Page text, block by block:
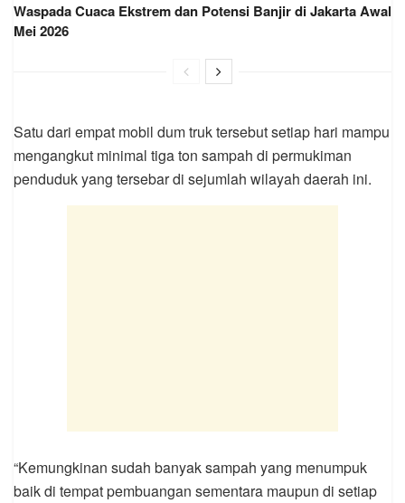
Waspada Cuaca Ekstrem dan Potensi Banjir di Jakarta Awal
Mei 2026
Satu dari empat mobil dum truk tersebut setiap hari mampu
mengangkut minimal tiga ton sampah di permukiman
penduduk yang tersebar di sejumlah wilayah daerah ini.
“Kemungkinan sudah banyak sampah yang menumpuk
baik di tempat pembuangan sementara maupun di setiap